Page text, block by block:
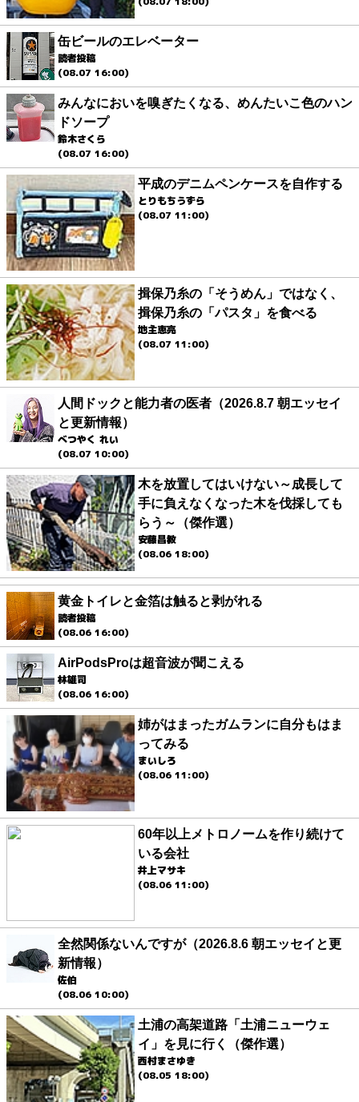
缶ビールのエレベーター
読者投稿
(08.07 16:00)
みんなにおいを嗅ぎたくなる、めんたいこ色のハン
ドソープ
鈴木さくら
(08.07 16:00)
平成のデニムペンケースを自作する
とりもちうずら
(08.07 11:00)
揖保乃糸の「そうめん」ではなく、
揖保乃糸の「パスタ」を食べる
地主恵亮
(08.07 11:00)
人間ドックと能力者の医者（2026.8.7 朝エッセイ
と更新情報）
べつやく れい
(08.07 10:00)
木を放置してはいけない～成長して
手に負えなくなった木を伐採しても
らう～（傑作選）
安藤昌教
(08.06 18:00)
黄金トイレと金箔は触ると剥がれる
読者投稿
(08.06 16:00)
AirPodsProは超音波が聞こえる
林雄司
(08.06 16:00)
姉がはまったガムランに自分もはま
ってみる
まいしろ
(08.06 11:00)
60年以上メトロノームを作り続けて
いる会社
井上マサキ
(08.06 11:00)
全然関係ないんですが（2026.8.6 朝エッセイと更
新情報）
佐伯
(08.06 10:00)
土浦の高架道路「土浦ニューウェ
イ」を見に行く（傑作選）
西村まさゆき
(08.05 18:00)